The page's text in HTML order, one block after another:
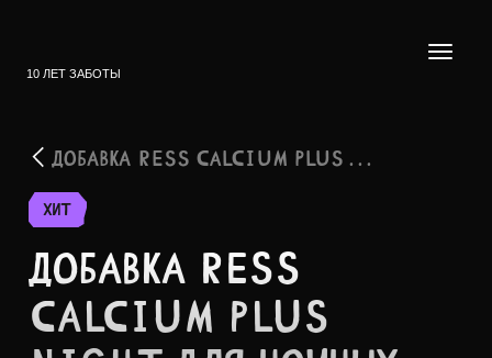
10 ЛЕТ ЗАБОТЫ
ДОБАВКА RESS CALCIUM PLUS . . .
ХИТ
ДОБАВКА RESS
CALCIUM PLUS